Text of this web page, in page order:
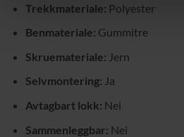
Trekkmateriale: Polyester
Benmateriale: Gummitre
Skruemateriale: Jern
Selvmontering: Ja
Avtagbart lokk: Nei
Sammenleggbar: Nei